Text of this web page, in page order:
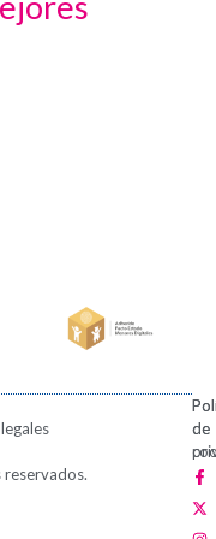
de
de
F
a
c
e
b
X
-
t
w
i
I
n
s
t
a
V
i
m
e
o
P
i
n
t
e